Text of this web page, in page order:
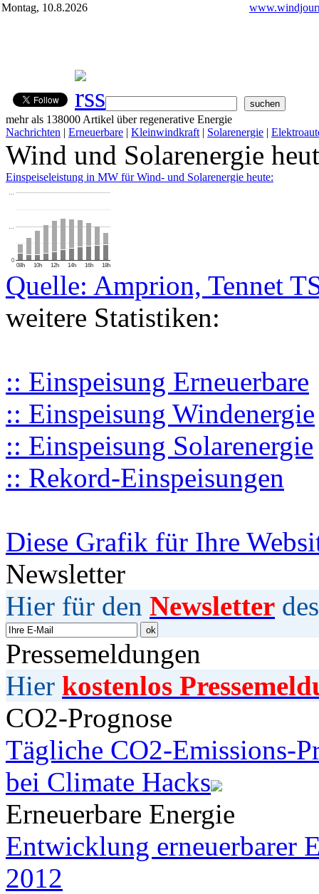
Montag, 10.8.2026
mehr als 138000 Artikel über regenerative Energie
Nachrichten | Erneuerbare | Kleinwindkraft | Solarenergie |
Wind und Solarenergie
Einspeiseleistung in MW für Wind- und Solarenergie heute:
08h 10h 12h 14h 16h 18h
0
…
…
Quelle: Amprion, Tennet
weitere Statistiken:
:: Einspeisung Erneuerbare
:: Einspeisung Windenergie
:: Einspeisung Solarenergie
:: Rekord-Einspeisungen
Diese Grafik für Ihre
Newsletter
Hier für den Newsletter
Pressemeldungen
Hier kostenlos
CO2-Prognose
Tägliche CO2-Emissions-
bei Climate Hacks
Erneuerbare Energie
Entwicklung erneuerbarer
2012